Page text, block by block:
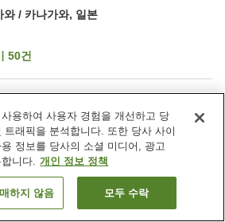
와 / 카나가와, 일본
50건
프라이빗 다이닝
노천탕 (온천)
나가와
유가와라마치
객실 보기
용하여 사용자 경험을 개선하고 당
래픽을 분석합니다. 또한 당사 사이
정보를 당사의 소셜 미디어, 광고
니다. 개인 정보 정책
하지 않음 모두 수락